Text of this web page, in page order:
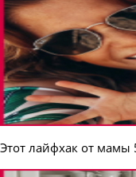
Этот лайфхак от мамы